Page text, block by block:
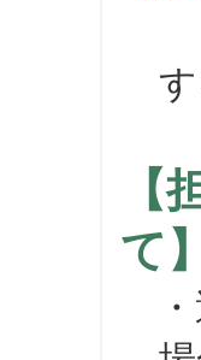
（
【
て】
・